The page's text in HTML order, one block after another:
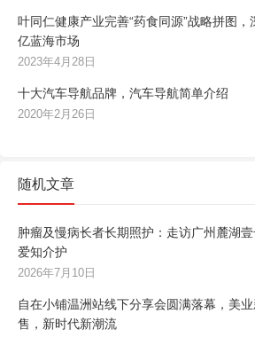
叶同仁健康产业完善“药食同源”战略拼图，
亿蓝海市场
2023年4月28日
十大汽车导航品牌，汽车导航简单介绍
2020年2月26日
随机文章
肿瘤及慢病长者长期照护：走访广州麓湖壹
爱知介护
2026年7月10日
自在小铺温洲站线下分享会圆满落幕，美
售，新时代新潮流